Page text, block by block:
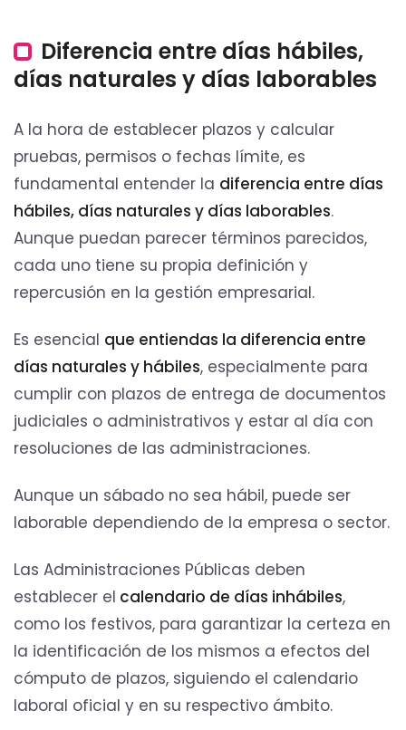
Diferencia entre días hábiles,
días naturales y días laborables
A la hora de establecer plazos y calcular
pruebas, permisos o fechas límite, es
fundamental entender la diferencia entre días
hábiles, días naturales y días laborables.
Aunque puedan parecer términos parecidos,
cada uno tiene su propia definición y
repercusión en la gestión empresarial.
Es esencial que entiendas la diferencia entre
días naturales y hábiles, especialmente para
cumplir con plazos de entrega de documentos
judiciales o administrativos y estar al día con
resoluciones de las administraciones.
Aunque un sábado no sea hábil, puede ser
laborable dependiendo de la empresa o sector.
Las Administraciones Públicas deben
establecer el calendario de días inhábiles,
como los festivos, para garantizar la certeza en
la identificación de los mismos a efectos del
cómputo de plazos, siguiendo el calendario
laboral oficial y en su respectivo ámbito.